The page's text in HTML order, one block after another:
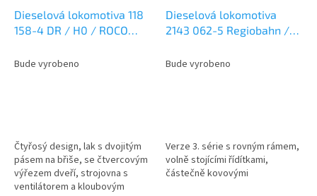
Dieselová lokomotiva 118
158-4 DR / H0 / ROCO
Bude vyrobeno
Čtyřosý design, lak s dvojitým
pásem na břiše, se čtvercovým
výřezem dveří, strojovna s
ventilátorem a kloubovým
Dieselová lokomotiva
2143 062-5 Regiobahn /
Bude vyrobeno
Verze 3. série s rovným rámem,
volně stojícími řídítkami,
částečně kovovými